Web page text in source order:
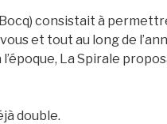
consistait à
et tout au long de
La Spirale
double.